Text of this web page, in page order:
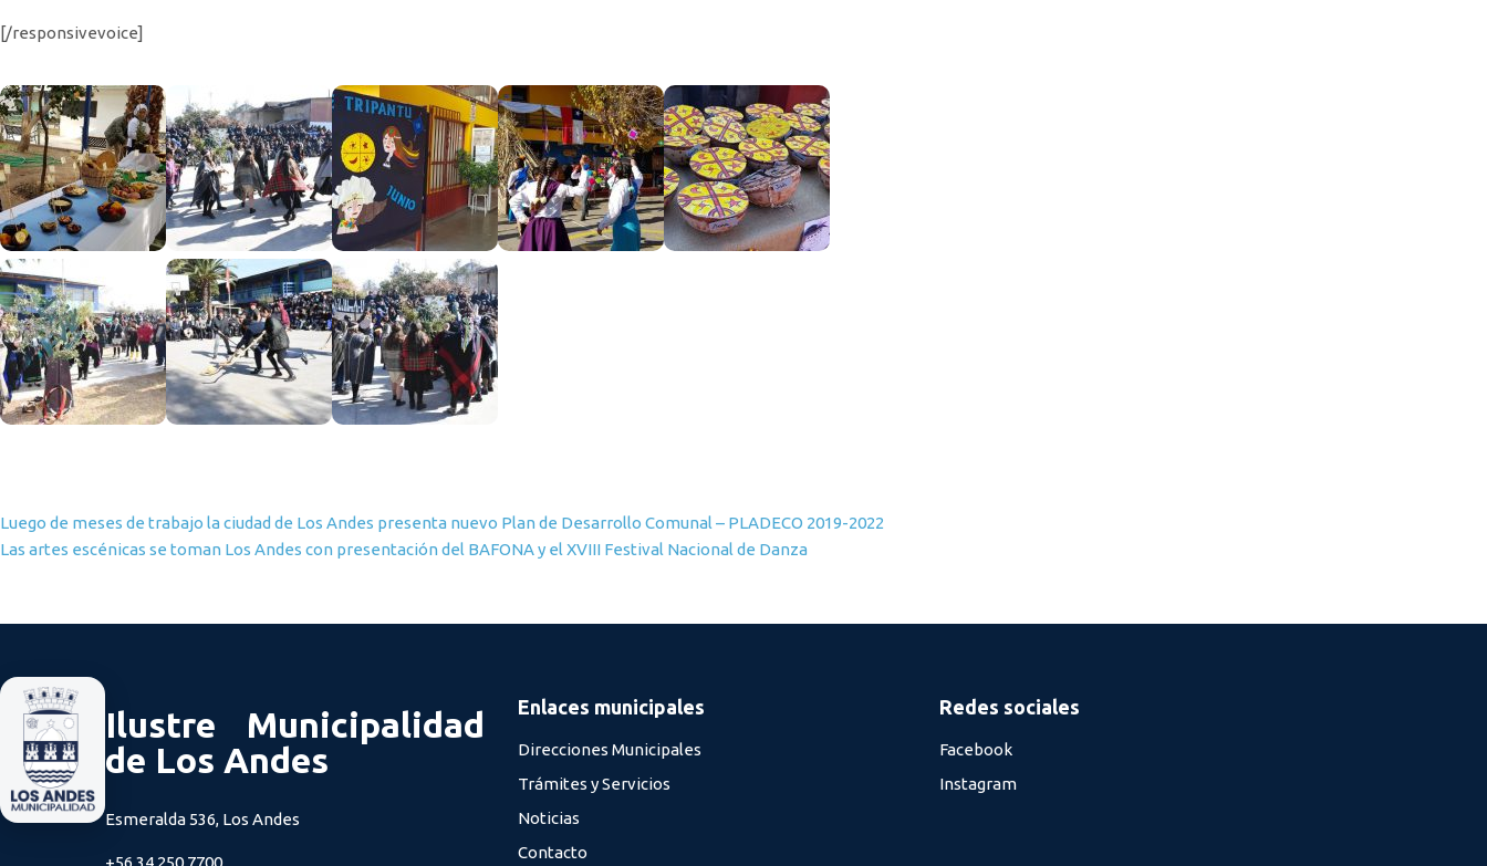
[/responsivevoice]
Navegación de entradas
Luego de meses de trabajo la ciudad de Los Andes presenta nuevo Plan de Desarrollo Comunal – PLADECO 2019-2022
Las artes escénicas se toman Los Andes con presentación del BAFONA y el XVIII Festival Nacional de Danza
Ilustre Municipalidad
de Los Andes
Esmeralda 536, Los Andes
+56 34 250 7700
Enlaces municipales
Direcciones Municipales
Trámites y Servicios
Noticias
Contacto
Redes sociales
Facebook
Instagram